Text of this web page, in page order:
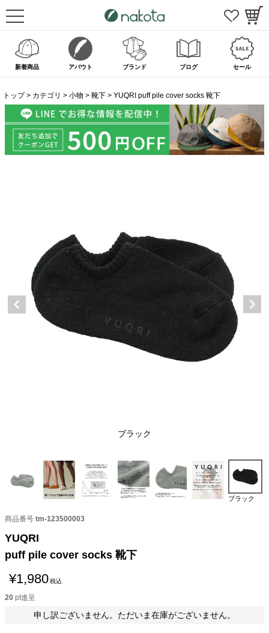
新着商品 アバウト ブランド ブログ セール
トップ カテゴリ 小物 靴下 YUQRI puff pile cover socks 靴下
ブラック
ブラック
商品番号 tm-123500003
YUQRI
puff pile cover socks 靴下
¥1,980税込
20 pt進呈
申し訳ございません。ただいま在庫がございません。